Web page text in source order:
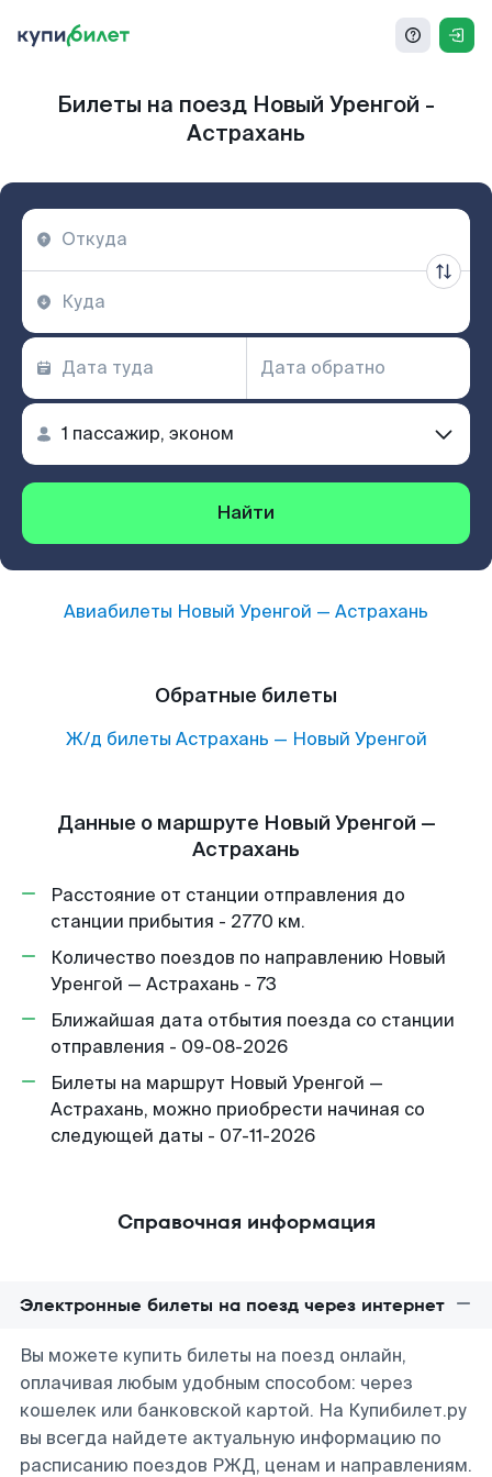
Билеты на поезд Новый Уренгой -
Астрахань
Найти
Авиабилеты Новый Уренгой — Астрахань
Обратные билеты
Ж/д билеты Астрахань — Новый Уренгой
Данные о маршруте Новый Уренгой —
Астрахань
Расстояние от станции отправления до
станции прибытия - 2770 км.
Количество поездов по направлению Новый
Уренгой — Астрахань - 73
Ближайшая дата отбытия поезда со станции
отправления - 09-08-2026
Билеты на маршрут Новый Уренгой —
Астрахань, можно приобрести начиная со
следующей даты - 07-11-2026
Справочная информация
Электронные билеты на поезд через интернет
Вы можете купить билеты на поезд онлайн,
оплачивая любым удобным способом: через
кошелек или банковской картой. На Купибилет.ру
вы всегда найдете актуальную информацию по
расписанию поездов РЖД, ценам и направлениям.